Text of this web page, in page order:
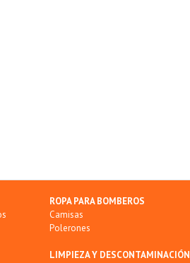
ROPA PARA BOMBEROS
Camisas
Polerones
LIMPIEZA Y DESCONTAMINACIÓN